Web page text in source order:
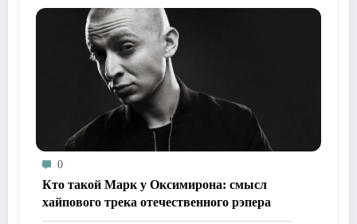
0
Кто такой Марк у Оксимирона: смысл
хайпового трека отечественного рэпера